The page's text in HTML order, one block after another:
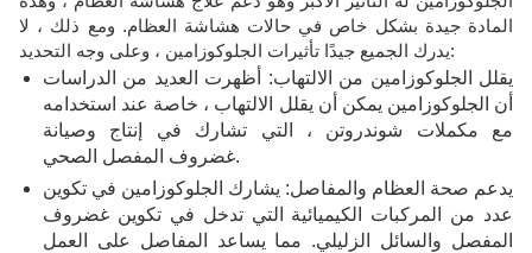
المادة جيدة بشكل خاص في حالات هشاشة العظام. ومع ذلك ، لا
يدرك الجميع جيدًا تأثيرات الجلوكوزامين ، وعلى وجه التحديد:
يقلل الجلوكوزامين من الالتهاب: أظهرت العديد من الدراسات
أن الجلوكوزامين يمكن أن يقلل الالتهاب ، خاصة عند استخدامه
مع مكملات شوندروتن ، التي تشارك في إنتاج وصيانة
غضروف المفصل الصحي.
يدعم صحة العظام والمفاصل: يشارك الجلوكوزامين في تكوين
عدد من المركبات الكيميائية التي تدخل في تكوين غضروف
المفصل والسائل الزليلي. مما يساعد المفاصل على العمل